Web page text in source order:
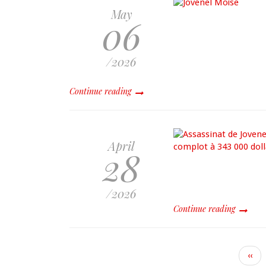
May
06
/2026
Continue reading
April
28
/2026
Continue reading
‹‹